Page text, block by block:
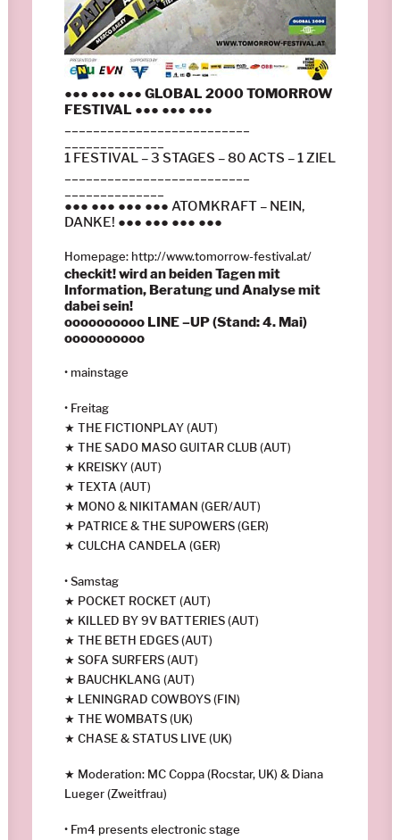
●●● ●●● ●●● GLOBAL 2000 TOMORROW
FESTIVAL ●●● ●●● ●●●
1 FESTIVAL – 3 STAGES – 80 ACTS – 1 ZIEL
●●● ●●● ●●● ●●● ATOMKRAFT – NEIN,
DANKE! ●●● ●●● ●●● ●●●
Homepage: http://www.tomorrow-festival.at/
checkit! wird an beiden Tagen mit
Information, Beratung und Analyse mit
dabei sein!
oooooooooo LINE –UP (Stand: 4. Mai)
oooooooooo
• mainstage
• Freitag
★ THE FICTIONPLAY (AUT)
★ THE SADO MASO GUITAR CLUB (AUT)
★ KREISKY (AUT)
★ TEXTA (AUT)
★ MONO & NIKITAMAN (GER/AUT)
★ PATRICE & THE SUPOWERS (GER)
★ CULCHA CANDELA (GER)
• Samstag
★ POCKET ROCKET (AUT)
★ KILLED BY 9V BATTERIES (AUT)
★ THE BETH EDGES (AUT)
★ SOFA SURFERS (AUT)
★ BAUCHKLANG (AUT)
★ LENINGRAD COWBOYS (FIN)
★ THE WOMBATS (UK)
★ CHASE & STATUS LIVE (UK)
★ Moderation: MC Coppa (Rocstar, UK) & Diana
Lueger (Zweitfrau)
• Fm4 presents electronic stage